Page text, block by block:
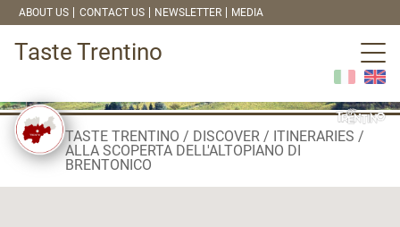
ABOUT US CONTACT US NEWSLETTER MEDIA
Taste Trentino
TASTE TRENTINO DISCOVER
ITINERARIES
ALLA SCOPERTA DELL'ALTOPIANO DI
BRENTONICO